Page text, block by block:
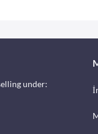
under: